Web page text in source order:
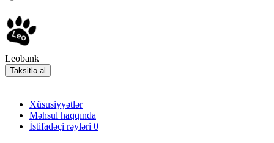
Leobank
Taksitlə al
Xüsusiyyətlər
Məhsul haqqında
İstifadəçi rəyləri 0